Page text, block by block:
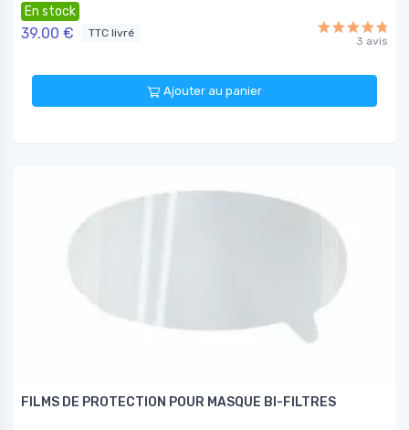
En stock
39.00 € TTC livré
3 avis
Ajouter au panier
FILMS DE PROTECTION POUR MASQUE BI-FILTRES